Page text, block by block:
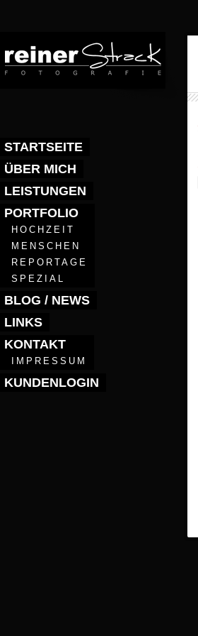
STARTSEITE
ÜBER MICH
LEISTUNGEN
PORTFOLIO
HOCHZEIT
MENSCHEN
REPORTAGE
SPEZIAL
BLOG / NEWS
LINKS
KONTAKT
IMPRESSUM
KUNDENLOGIN